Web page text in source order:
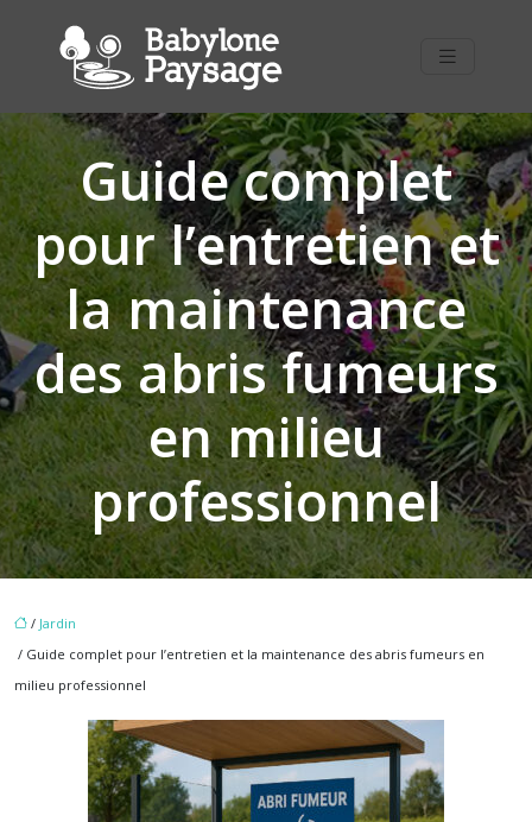
Guide complet
pour l’entretien et
la maintenance
des abris fumeurs
en milieu
professionnel
/ Jardin
/ Guide complet pour l’entretien et la maintenance des abris fumeurs en
milieu professionnel